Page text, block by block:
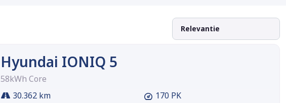
Hyundai IONIQ 5
58kWh Core
30.362 km
170 PK